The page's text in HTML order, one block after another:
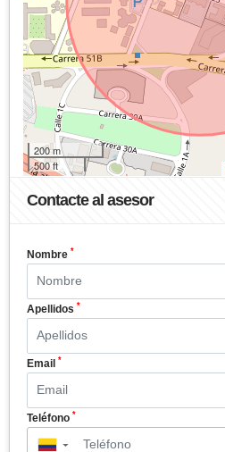
200 m
500 ft
Contacte al asesor
Nombre *
Apellidos *
Email *
Teléfono *
▼